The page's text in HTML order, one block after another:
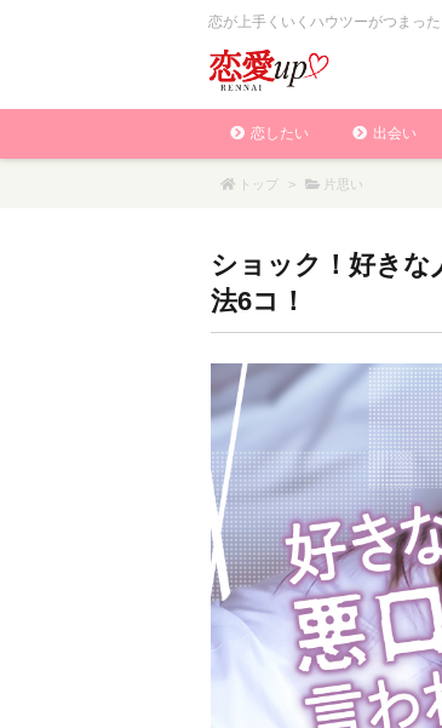
恋が上手くいくハウツーがつまっ
恋したい 出会い
トップ > 片思い
ショック！好きな
法6コ！